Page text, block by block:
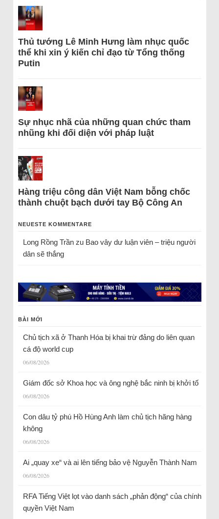
Thủ tướng Lê Minh Hưng làm nhục quốc
thể khi xin ý kiến chỉ đạo từ Tổng thống
Putin
Sự nhục nhã của những quan chức tham
nhũng khi đối diện với pháp luật
Hàng triệu công dân Việt Nam bỗng chốc
thành chuột bạch dưới tay Bộ Công An
NEUESTE KOMMENTARE
Long Rồng Trầnzu Bao vây dư luận viên – triệu người
dân sẽ thắng
BÀI MỚI
Chủ tịch xã ở Thanh Hóa bị khai trừ đảng do liên quan
cá độ world cup
06/08/2026
Giám đốc sở Khoa học và ông nghệ bắc ninh bị khởi tố
06/08/2026
Con dâu tỷ phú Hồ Hùng Anh làm chủ tịch hãng hàng
không
06/08/2026
Ai „quay xe“ và ai lên tiếng bảo vệ Nguyễn Thành Nam
06/08/2026
RFA Tiếng Việt lọt vào danh sách „phản động“ của chính
quyền Việt Nam